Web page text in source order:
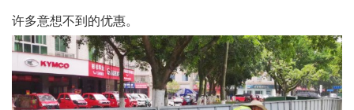
许多意想不到的优惠。